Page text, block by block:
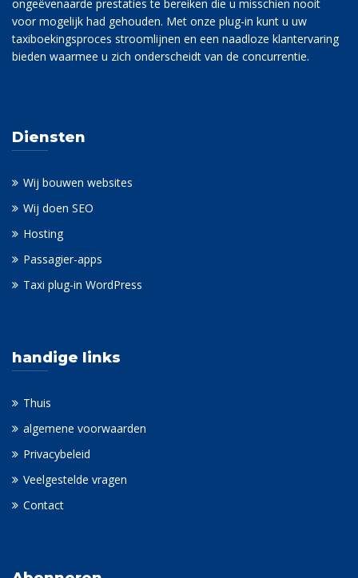
voor mogelijk had gehouden. Met onze plug-in kunt u uw
bieden waarmee u zich onderscheidt van de concurrentie.
Diensten
Hosting
Taxi plug-in WordPress
handige links
Privacybeleid